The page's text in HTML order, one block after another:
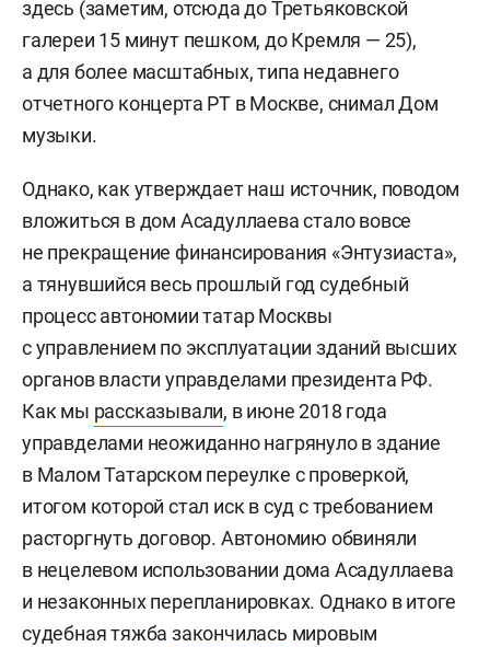
здесь (заметим, отсюда до Третьяковской
галереи 15 минут пешком, до Кремля — 25),
а для более масштабных, типа недавнего
отчетного концерта РТ в Москве, снимал Дом
музыки.
Однако, как утверждает наш источник, поводом
вложиться в дом Асадуллаева стало вовсе
не прекращение финансирования «Энтузиаста»,
а тянувшийся весь прошлый год судебный
процесс автономии татар Москвы
с управлением по эксплуатации зданий высших
органов власти управделами президента РФ.
Как мы рассказывали, в июне 2018 года
управделами неожиданно нагрянуло в здание
в Малом Татарском переулке с проверкой,
итогом которой стал иск в суд с требованием
расторгнуть договор. Автономию обвиняли
в нецелевом использовании дома Асадуллаева
и незаконных перепланировках. Однако в итоге
судебная тяжбазакончилась мировым